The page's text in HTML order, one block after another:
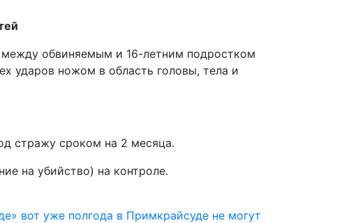
обвиняемым и 16-летним подростком
ударов ножом в область головы, тела и
стражу сроком на 2 месяца.
на убийство) на контроле.
вот уже полгода в Примкрайсуде не могут